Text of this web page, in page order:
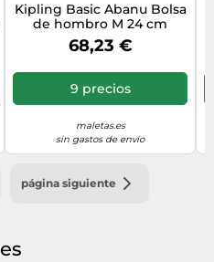
Kipling Basic Abanu Bolsa
de hombro M 24 cm
verde oliva
68,23 €
9 precios
maletas.es
sin gastos de envío
página siguiente